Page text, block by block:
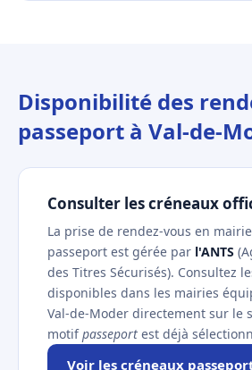
Disponibilité des
passeport à Val-de-
Consulter les créneaux
La prise de rendez-vous en
passeport est gérée par l'ANTS
des Titres Sécurisés). Consultez
disponibles dans les mairies
Val-de-Moder directement sur le
motifpasseport est déjà
Voir les créneaux